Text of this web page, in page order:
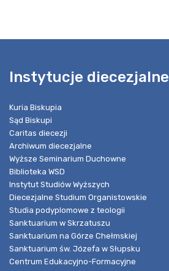
Instytucje diecezjalne
Kuria Biskupia
Sąd Biskupi
Caritas diecezji
Archiwum diecezjalne
Wyższe Seminarium Duchowne
Biblioteka WSD
Instytut Studiów Wyższych
Diecezjalne Studium Organistowskie
Studia podyplomowe z teologii
Sanktuarium w Skrzatuszu
Sanktuarium na Górze Chełmskiej
Sanktuarium św. Józefa w Słupsku
Centrum Edukacyjno-Formacyjne